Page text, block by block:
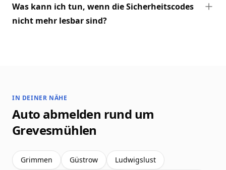
Was kann ich tun, wenn die Sicherheitscodes
nicht mehr lesbar sind?
IN DEINER NÄHE
Auto abmelden rund um
Grevesmühlen
Grimmen Güstrow
Ludwigslust